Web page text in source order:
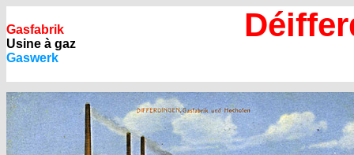
Gasfabrik
Usine à gaz
Gaswerk